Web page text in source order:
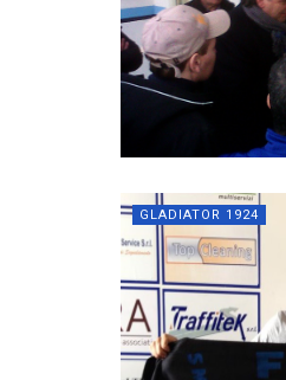
GLADIATOR 1924